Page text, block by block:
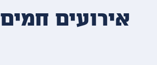
אירועים חמים